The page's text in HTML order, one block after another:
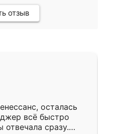
отзыв
осталась
всё быстро
отвечала сразу.